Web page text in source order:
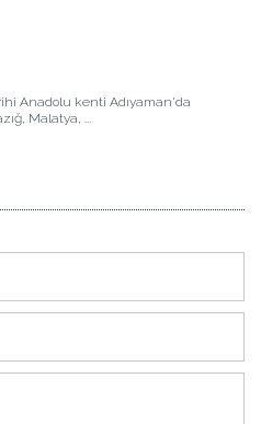
Anadolu kenti Adıyaman'da
Malatya, ...